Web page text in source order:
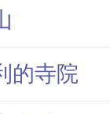
的寺院